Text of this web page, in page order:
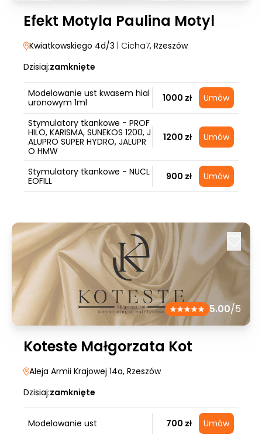
Efekt Motyla Paulina Motyl
Kwiatkowskiego 4d/3 | Cicha7, Rzeszów
Dzisiaj:zamknięte
Modelowanie ust kwasem hial
uronowym 1ml
1000 zł Umów
Stymulatory tkankowe - PROF
HILO, KARISMA, SUNEKOS 1200, J
ALUPRO SUPER HYDRO, JALUPR
O HMW
1200 zł Umów
Stymulatory tkankowe - NUCL
EOFILL
900 zł Umów
5.00/5
Koteste Małgorzata Kot
Aleja Armii Krajowej 14a, Rzeszów
Dzisiaj:zamknięte
Modelowanie ust 700 zł Umów